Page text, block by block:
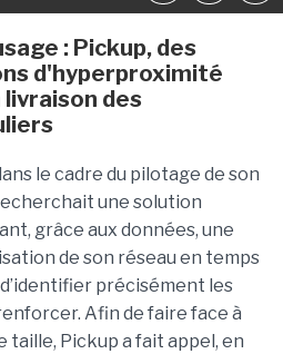
: Pickup, des
d'hyperproximité
livraison des
le cadre du pilotage de son
une solution
grâce aux données, une
de son réseau en temps
précisément les
Afin de faire face à
taille, Pickup a fait appel, en